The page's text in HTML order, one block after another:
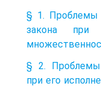
§ 1. Проблемы
закона при
§ 2. Проблемы
при его